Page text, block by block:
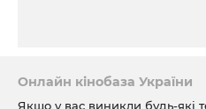
Онлайн кінобаза України
Якщо у вас виникли будь-які